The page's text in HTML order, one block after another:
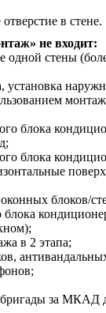
в стене.
не входит:
стены
установка
блока
блока
блоков/
блока
в 2 этапа;
за МКАД